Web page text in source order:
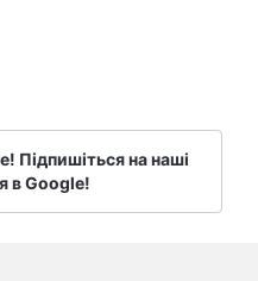
Підпишіться на наші
в Google!